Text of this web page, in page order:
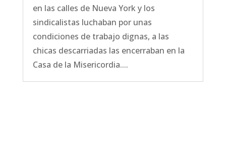
en las calles de Nueva York y los
sindicalistas luchaban por unas
condiciones de trabajo dignas, a las
chicas descarriadas las encerraban en la
Casa de la Misericordia....